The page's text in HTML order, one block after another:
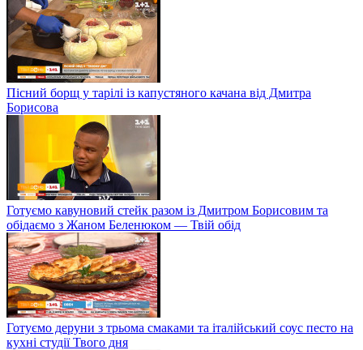
Пісний борщ у тарілі із капустяного качана від Дмитра
Борисова
Готуємо кавуновий стейк разом із Дмитром Борисовим та
обідаємо з Жаном Беленюком — Твій обід
Готуємо деруни з трьома смаками та італійський соус песто на
кухні студії Твого дня